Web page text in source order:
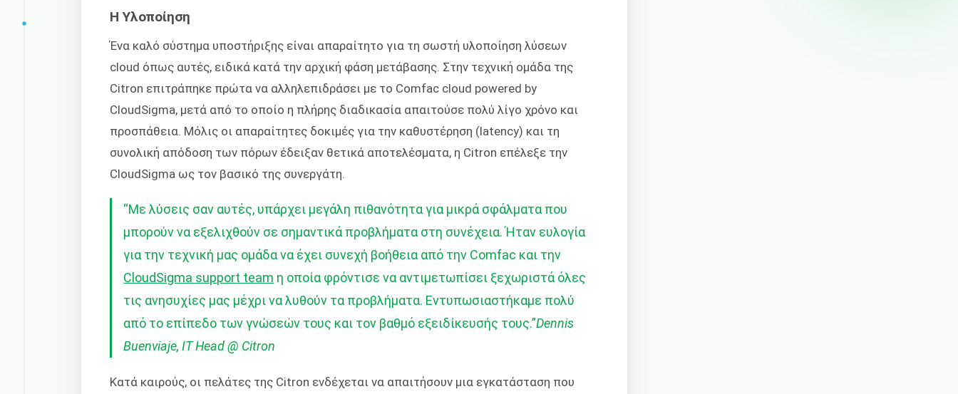
Η Υλοποίηση
Ένα καλό σύστημα υποστήριξης είναι απαραίτητο για τη σωστή υλοποίηση λύσεων
cloud όπως αυτές, ειδικά κατά την αρχική φάση μετάβασης. Στην τεχνική ομάδα της
Citron επιτράπηκε πρώτα να αλληλεπιδράσει με το Comfac cloud powered by
CloudSigma, μετά από το οποίο η πλήρης διαδικασία απαιτούσε πολύ λίγο χρόνο και
προσπάθεια. Μόλις οι απαραίτητες δοκιμές για την καθυστέρηση (latency) και τη
συνολική απόδοση των πόρων έδειξαν θετικά αποτελέσματα, η Citron επέλεξε την
CloudSigma ως τον βασικό της συνεργάτη.
“Με λύσεις σαν αυτές, υπάρχει μεγάλη πιθανότητα για μικρά σφάλματα που
μπορούν να εξελιχθούν σε σημαντικά προβλήματα στη συνέχεια. Ήταν ευλογία
για την τεχνική μας ομάδα να έχει συνεχή βοήθεια από την Comfac και την
CloudSigma support team η οποία φρόντισε να αντιμετωπίσει ξεχωριστά όλες
τις ανησυχίες μας μέχρι να λυθούν τα προβλήματα. Εντυπωσιαστήκαμε πολύ
από το επίπεδο των γνώσεών τους και τον βαθμό εξειδίκευσής τους.”Dennis
Buenviaje, IT Head @ Citron
Κατά καιρούς, οι πελάτες της Citron ενδέχεται να απαιτήσουν μια εγκατάσταση που